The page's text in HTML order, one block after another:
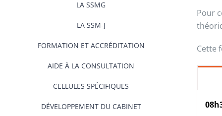
LA SSMG
LA SSM-J
FORMATION ET ACCRÉDITATION
AIDE À LA CONSULTATION
CELLULES SPÉCIFIQUES
DÉVELOPPEMENT DU CABINET
Pour
Cette